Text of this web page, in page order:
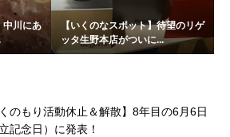
中川にあ
【いくのなスポット】待望のリゲ
ッタ生野本店がついに...
くのもり活動休止＆解散】8年目の6月6日
立記念日）に発表！